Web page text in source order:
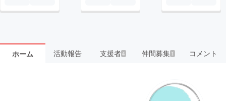
ホーム 活動報告 支援者4 仲間募集 1 コメント